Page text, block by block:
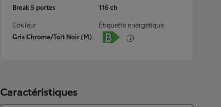
Break 5 portes
116 ch
Couleur
Gris Chrome/Toit Noir (M)
Étiquette énergétique
Caractéristiques